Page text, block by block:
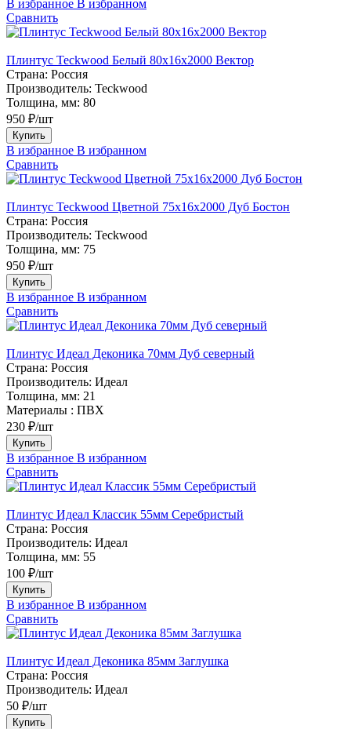
В избранное В избранном
Сравнить
Плинтус Teckwood Белый 80х16х2000 Вектор
Страна: Россия
Производитель: Teckwood
Толщина, мм: 80
950 ₽/шт
Купить
В избранное В избранном
Сравнить
Плинтус Teckwood Цветной 75х16х2000 Дуб Бостон
Страна: Россия
Производитель: Teckwood
Толщина, мм: 75
950 ₽/шт
Купить
В избранное В избранном
Сравнить
Плинтус Идеал Деконика 70мм Дуб северный
Страна: Россия
Производитель: Идеал
Толщина, мм: 21
Материалы : ПВХ
230 ₽/шт
Купить
В избранное В избранном
Сравнить
Плинтус Идеал Классик 55мм Серебристый
Страна: Россия
Производитель: Идеал
Толщина, мм: 55
100 ₽/шт
Купить
В избранное В избранном
Сравнить
Плинтус Идеал Деконика 85мм Заглушка
Страна: Россия
Производитель: Идеал
50 ₽/шт
Купить